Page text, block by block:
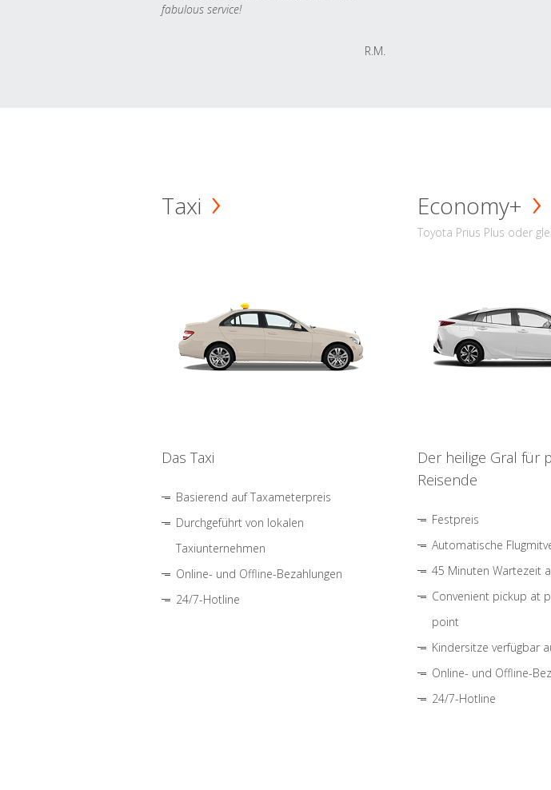
fabulous service!
R.M.
Taxi
Das Taxi
Basierend auf Taxameterpreis
Durchgeführt von lokalen
Taxiunternehmen
Online- und Offline-Bezahlungen
24/7-Hotline
Economy+
Toyota Prius Plus oder
Der heilige Gral für
Reisende
Festpreis
Automatische
45 Minuten Wartezeit
Convenient pickup at
point
Kindersitze verfügbar
Online- und Offline-
24/7-Hotline